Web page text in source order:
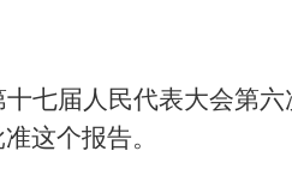
七届人民代表大会第
这个报告。